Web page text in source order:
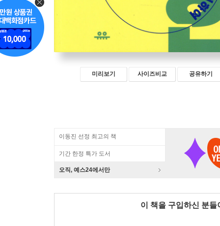
미리보기 사이즈비교 공유하기
이동진 선정 최고의 책
기간 한정 특가 도서
오직, 예스24에서만
이 책을 구입하신 분